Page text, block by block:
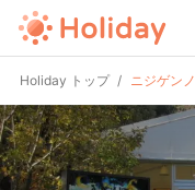
Holiday トップ ニジゲン